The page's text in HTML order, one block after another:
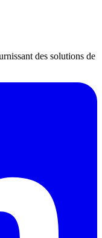
des solutions de